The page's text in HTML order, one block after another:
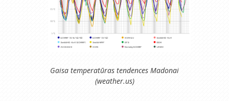
Gaisa temperatūras tendences Madonai
(weather.us)